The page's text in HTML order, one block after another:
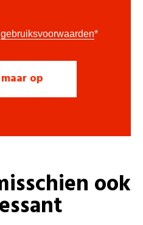
gebruiksvoorwaarden*
ook